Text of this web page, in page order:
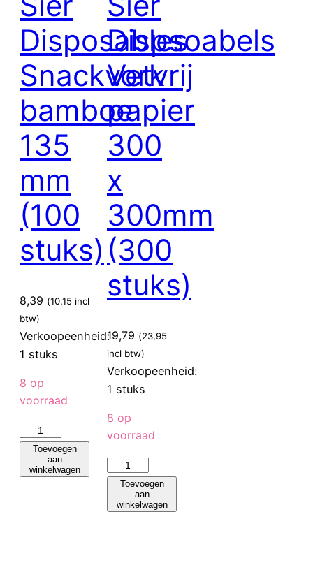
Disposables
Snackvork
bamboe
135
mm
(100
stuks)
8,39 (10,15 incl
btw)
Verkoopeenheid:
1 stuks
8 op
voorraad
Sier
Disposables
Snackvork
Toevoegen
aan
winkelwagen
Dispsoabels
Vetvrij
papier
300
x
300mm
(300
stuks)
19,79 (23,95
incl btw)
Verkoopeenheid:
1 stuks
8 op
voorraad
Sier
Dispsoabels
Vetvrij
Toevoegen
aan
winkelwagen